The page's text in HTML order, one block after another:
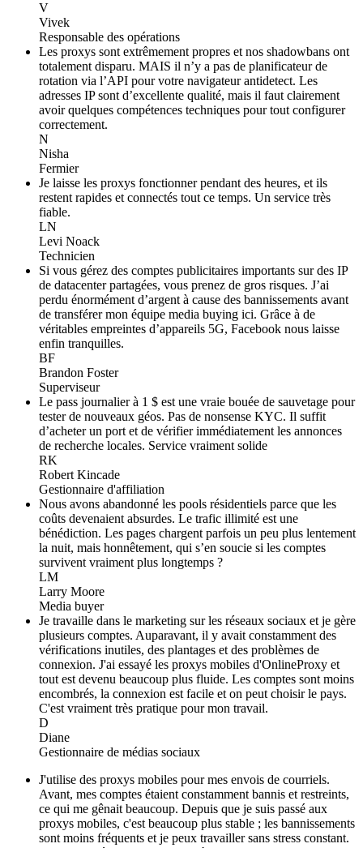
V
Vivek
Responsable des opérations
Les proxys sont extrêmement propres et nos shadowbans ont
totalement disparu. MAIS il n’y a pas de planificateur de
rotation via l’API pour votre navigateur antidetect. Les
adresses IP sont d’excellente qualité, mais il faut clairement
avoir quelques compétences techniques pour tout configurer
correctement.
N
Nisha
Fermier
Je laisse les proxys fonctionner pendant des heures, et ils
restent rapides et connectés tout ce temps. Un service très
fiable.
LN
Levi Noack
Technicien
Si vous gérez des comptes publicitaires importants sur des IP
de datacenter partagées, vous prenez de gros risques. J’ai
perdu énormément d’argent à cause des bannissements avant
de transférer mon équipe media buying ici. Grâce à de
véritables empreintes d’appareils 5G, Facebook nous laisse
enfin tranquilles.
BF
Brandon Foster
Superviseur
Le pass journalier à 1 $ est une vraie bouée de sauvetage pour
tester de nouveaux géos. Pas de nonsense KYC. Il suffit
d’acheter un port et de vérifier immédiatement les annonces
de recherche locales. Service vraiment solide
RK
Robert Kincade
Gestionnaire d'affiliation
Nous avons abandonné les pools résidentiels parce que les
coûts devenaient absurdes. Le trafic illimité est une
bénédiction. Les pages chargent parfois un peu plus lentement
la nuit, mais honnêtement, qui s’en soucie si les comptes
survivent vraiment plus longtemps ?
LM
Larry Moore
Media buyer
Je travaille dans le marketing sur les réseaux sociaux et je gère
plusieurs comptes. Auparavant, il y avait constamment des
vérifications inutiles, des plantages et des problèmes de
connexion. J'ai essayé les proxys mobiles d'OnlineProxy et
tout est devenu beaucoup plus fluide. Les comptes sont moins
encombrés, la connexion est facile et on peut choisir le pays.
C'est vraiment très pratique pour mon travail.
D
Diane
Gestionnaire de médias sociaux
J'utilise des proxys mobiles pour mes envois de courriels.
Avant, mes comptes étaient constamment bannis et restreints,
ce qui me gênait beaucoup. Depuis que je suis passé aux
proxys mobiles, c'est beaucoup plus stable ; les bannissements
sont moins fréquents et je peux travailler sans stress constant.